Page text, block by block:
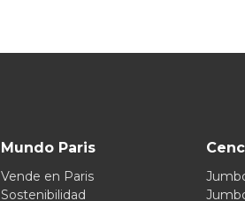
Mundo Paris
Vende en Paris
Sostenibilidad